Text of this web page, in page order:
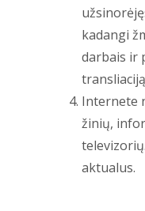
kadangi
darbais ir
Internete
žinių,
aktualus.